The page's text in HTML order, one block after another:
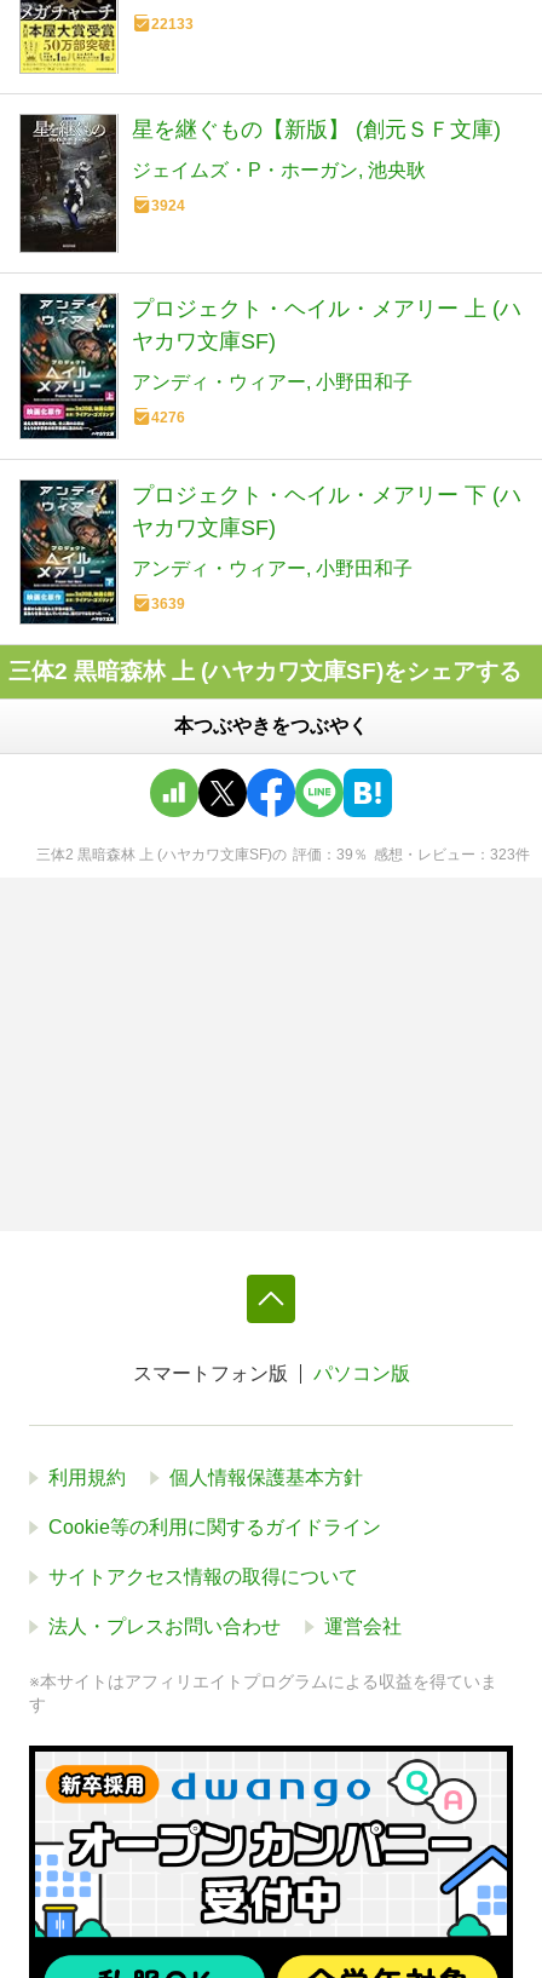
22133
星を継ぐもの【新版】 (創元ＳＦ文庫)
ジェイムズ・P・ホーガン 池央耿
3924
プロジェクト・ヘイル・メアリー 上 (ハ
ヤカワ文庫SF)
アンディ・ウィアー 小野田和子
4276
プロジェクト・ヘイル・メアリー 下 (ハ
ヤカワ文庫SF)
アンディ・ウィアー 小野田和子
3639
三体2 黒暗森林 上 (ハヤカワ文庫SF)をシェアする
本つぶやきをつぶやく
三体2 黒暗森林 上 (ハヤカワ文庫SF)の 評価 39 ％ 感想・レビュー 323件
スマートフォン版 パソコン版
利用規約 個人情報保護基本方針
Cookie等の利用に関するガイドライン
サイトアクセス情報の取得について
法人・プレスお問い合わせ 運営会社
※本サイトはアフィリエイトプログラムによる収益を得ていま
す